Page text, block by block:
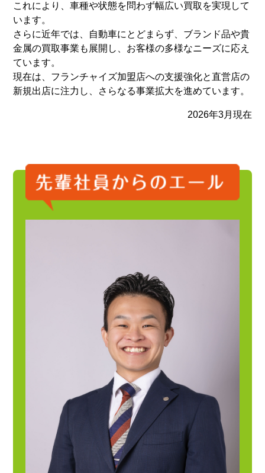
これにより、車種や状態を問わず幅広い買取を実現して
います。
さらに近年では、自動車にとどまらず、ブランド品や貴
金属の買取事業も展開し、お客様の多様なニーズに応え
ています。
現在は、フランチャイズ加盟店への支援強化と直営店の
新規出店に注力し、さらなる事業拡大を進めています。
2026年3月現在